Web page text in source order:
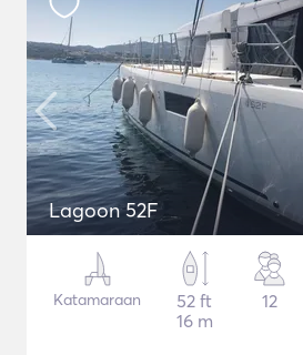
Lagoon 52F
Katamaraan
52 ft
16 m
12